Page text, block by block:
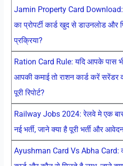
Jamin Property Card Download:
का प्रोपर्टी कार्ड खुद से डाउनलोड और
प्रक्रिया?
Ration Card Rule: यदि आपके पास
आपकी कमाई तो राशन कार्ड करें सरेंडर
पूरी रिपोर्ट?
Railway Jobs 2024: रेलवे मे एक
नई भर्ती, जाने क्या है पूरी भर्ती और
Ayushman Card Vs Abha Card: